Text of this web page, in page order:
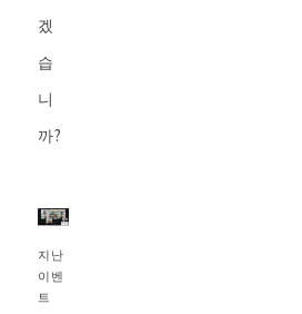
겠
습
니
까?
지난
이벤
트